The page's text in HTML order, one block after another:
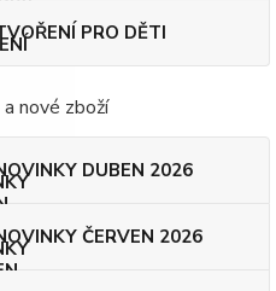
PRO DĚTI
nové zboží
DUBEN 2026
ČERVEN 2026